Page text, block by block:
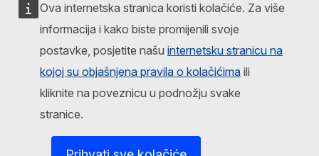
Ova internetska stranica koristi kolačiće. Za više
informacija i kako biste promijenili svoje
postavke, posjetite našu internetsku stranicu na
kojoj su objašnjena pravila o kolačićima ili
kliknite na poveznicu u podnožju svake
stranice.